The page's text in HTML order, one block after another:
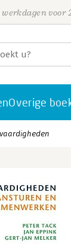
werkdagen voor
Overige